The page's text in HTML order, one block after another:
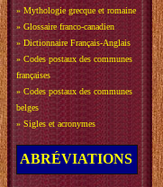
» Mythologie grecque et romaine
» Glossaire franco-canadien
» Dictionnaire Français-Anglais
» Codes postaux des communes
françaises
» Codes postaux des communes
belges
» Sigles et acronymes
ABRÉVIATIONS